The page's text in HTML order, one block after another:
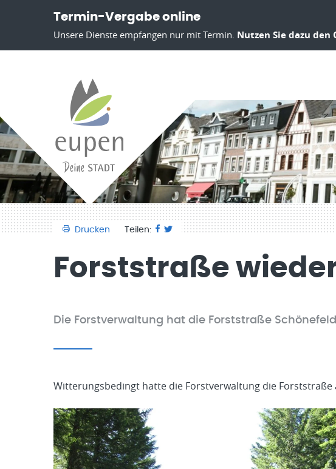
Termin-Vergabe online
Unsere Dienste empfangen nur mit Termin. Nutzen Sie dazu den
Drucken Teilen:
Forststraße
Die Forstverwaltung hat die Forststraße
Witterungsbedingt hatte die Forstverwaltung die